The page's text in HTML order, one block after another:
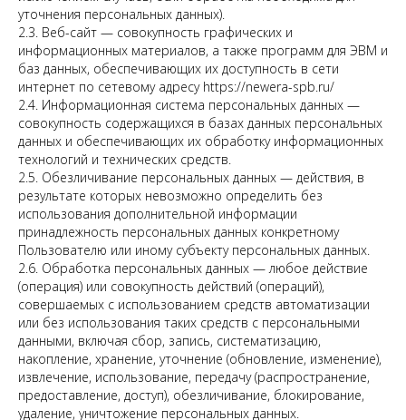
уточнения персональных данных).
2.3. Веб-сайт — совокупность графических и
информационных материалов, а также программ для ЭВМ и
баз данных, обеспечивающих их доступность в сети
интернет по сетевому адресу https://newera-spb.ru/
2.4. Информационная система персональных данных —
совокупность содержащихся в базах данных персональных
данных и обеспечивающих их обработку информационных
технологий и технических средств.
2.5. Обезличивание персональных данных — действия, в
результате которых невозможно определить без
использования дополнительной информации
принадлежность персональных данных конкретному
Пользователю или иному субъекту персональных данных.
2.6. Обработка персональных данных — любое действие
(операция) или совокупность действий (операций),
совершаемых с использованием средств автоматизации
или без использования таких средств с персональными
данными, включая сбор, запись, систематизацию,
накопление, хранение, уточнение (обновление, изменение),
извлечение, использование, передачу (распространение,
предоставление, доступ), обезличивание, блокирование,
удаление, уничтожение персональных данных.